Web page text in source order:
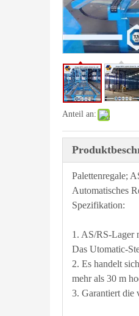
Anteil an:
Palettenregale;
Automatisches
Spezifikation:
1. AS/RS-Lager
Das Utomatic-
2. Es handelt
mehr als 30 m
3. Garantiert die